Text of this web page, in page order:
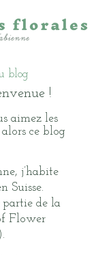
blog
!
aimez les
ce blog
j’habite
Suisse.
partie de la
Flower